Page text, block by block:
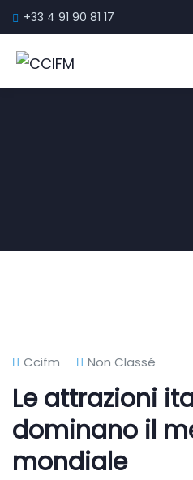
+33 4 91 90 81 17
Ccifm Non Classé
Le attrazioni
dominano il
mondiale